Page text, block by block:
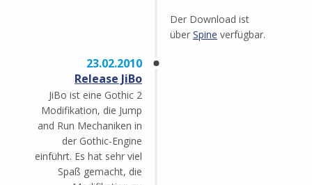
Der Download ist
über Spine verfügbar.
23.02.2010
Release JiBo
JiBo ist eine Gothic 2
Modifikation, die Jump
and Run Mechaniken in
der Gothic-Engine
einführt. Es hat sehr viel
Spaß gemacht, die